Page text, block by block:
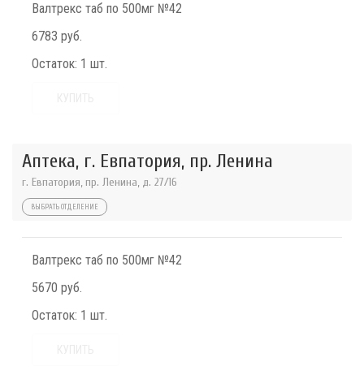
Валтрекс таб по 500мг №42
6783 руб.
Остаток: 1 шт.
Аптека, г. Евпатория, пр. Ленина
г. Евпатория, пр. Ленина, д. 27/16
ВЫБРАТЬ ОТДЕЛЕНИЕ
Валтрекс таб по 500мг №42
5670 руб.
Остаток: 1 шт.